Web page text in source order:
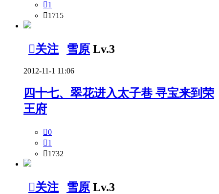
1
1715
关注 雪原 Lv.3
2012-11-1 11:06
四十七、翠花进入太子巷 寻宝来到荣
王府
0
1
1732
关注 雪原 Lv.3